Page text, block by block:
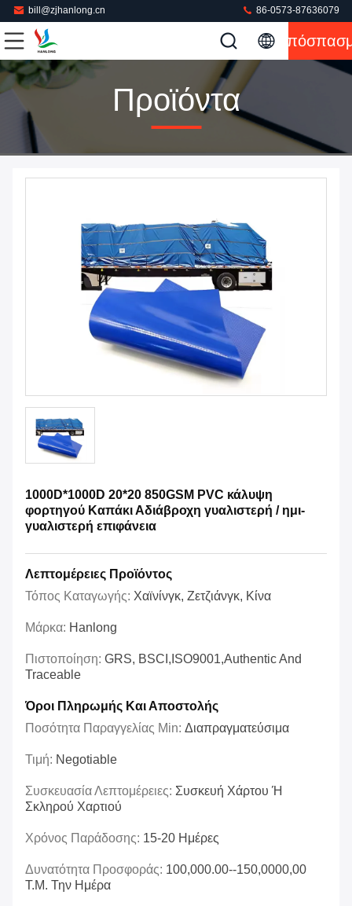
bill@zjhanlong.cn 86-0573-87636079
Προϊόντα
1000D*1000D 20*20 850GSM PVC κάλυψη
φορτηγού Καπάκι Αδιάβροχη γυαλιστερή / ημι-
γυαλιστερή επιφάνεια
Λεπτομέρειες Προϊόντος
Τόπος Καταγωγής: Χαϊνίνγκ, Ζετζιάνγκ, Κίνα
Μάρκα: Hanlong
Πιστοποίηση: GRS, BSCI,ISO9001,Authentic And
Traceable
Όροι Πληρωμής Και Αποστολής
Ποσότητα Παραγγελίας Min: Διαπραγματεύσιμα
Τιμή: Negotiable
Συσκευασία Λεπτομέρειες: Συσκευή Χάρτου Ή
Σκληρού Χαρτιού
Χρόνος Παράδοσης: 15-20 Ημέρες
Δυνατότητα Προσφοράς: 100,000.00--150,0000,00
Τ.μ. Την Ημέρα